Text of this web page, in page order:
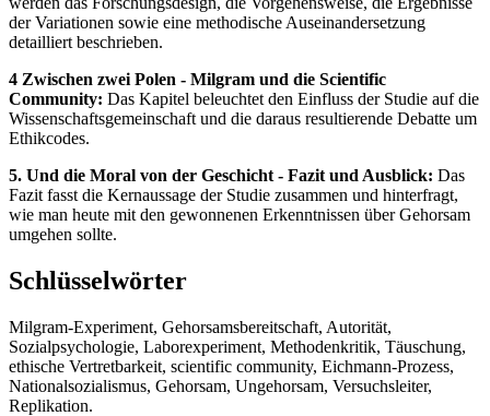
der Variationen sowie eine methodische Auseinandersetzung
detailliert beschrieben.
4 Zwischen zwei Polen - Milgram und die Scientific
Community: Das Kapitel beleuchtet den Einfluss der Studie auf die
Wissenschaftsgemeinschaft und die daraus resultierende Debatte um
Ethikcodes.
5. Und die Moral von der Geschicht - Fazit und Ausblick: Das
Fazit fasst die Kernaussage der Studie zusammen und hinterfragt,
wie man heute mit den gewonnenen Erkenntnissen über Gehorsam
umgehen sollte.
Schlüsselwörter
Milgram-Experiment, Gehorsamsbereitschaft, Autorität,
Sozialpsychologie, Laborexperiment, Methodenkritik, Täuschung,
ethische Vertretbarkeit, scientific community, Eichmann-Prozess,
Nationalsozialismus, Gehorsam, Ungehorsam, Versuchsleiter,
Replikation.